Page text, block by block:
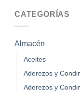
CATEGORÍAS
Almacén
Aceites
Aderezos y
Aderezos y